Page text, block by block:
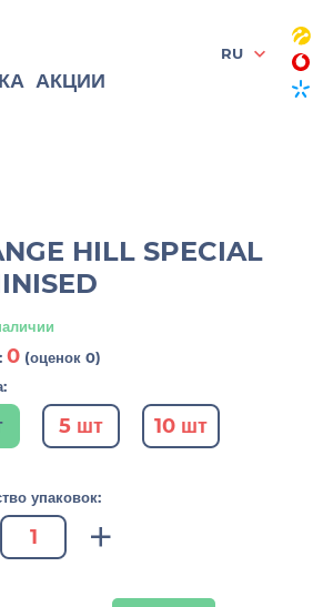
АКЦИИ
RU
HILL SPECIAL
0 (оценок 0)
5 шт 10 шт
упаковок: